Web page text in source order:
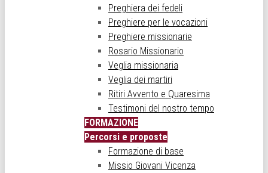
Preghiera dei fedeli
Preghiere per le vocazioni
Preghiere missionarie
Rosario Missionario
Veglia missionaria
Veglia dei martiri
Ritiri Avvento e Quaresima
Testimoni del nostro tempo
FORMAZIONE
Percorsi e proposte
Formazione di base
Missio Giovani Vicenza